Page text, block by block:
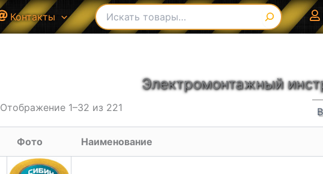
Контакты
Поиск
В списке найденных результатов
Электромонтажный
Отображение 1–32 из 221
Фото Наименование